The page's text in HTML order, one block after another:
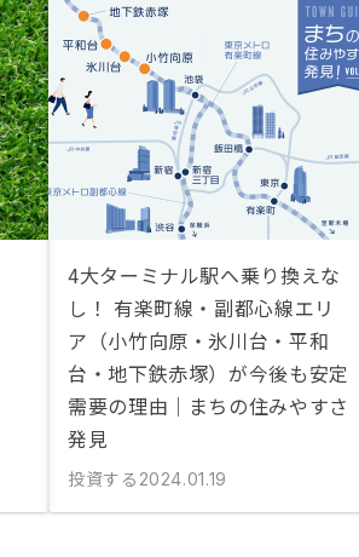
4大ターミナル駅へ乗り換えな
し！ 有楽町線・副都心線エリ
ア（小竹向原・氷川台・平和
台・地下鉄赤塚）が今後も安定
需要の理由｜まちの住みやすさ
発見
投資する 2024.01.19